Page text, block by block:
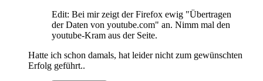
Edit: Bei mir zeigt der Firefox ewig "Übertragen
der Daten von youtube.com" an. Nimm mal den
youtube-Kram aus der Seite.
Hatte ich schon damals, hat leider nicht zum gewünschten
Erfolg geführt..